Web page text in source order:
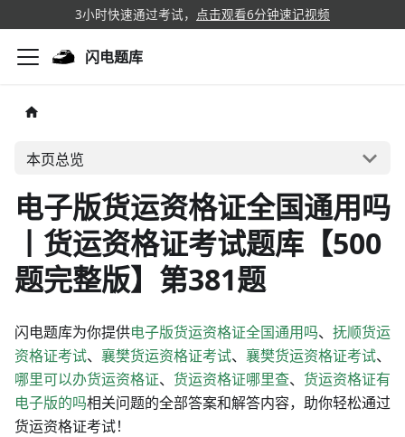
3小时快速通过考试， 点击观看6分钟速记视频
闪电题库
本页总览
电子版货运资格证全国通用吗
丨货运资格证考试题库【500
题完整版】第381题
闪电题库为你提供电子版货运资格证全国通用吗、 抚顺货运
资格证考试、 襄樊货运资格证考试、 襄樊货运资格证考试、
哪里可以办货运资格证、 货运资格证哪里查、 货运资格证有
电子版的吗相关问题的全部答案和解答内容，助你轻松通过
货运资格证考试！